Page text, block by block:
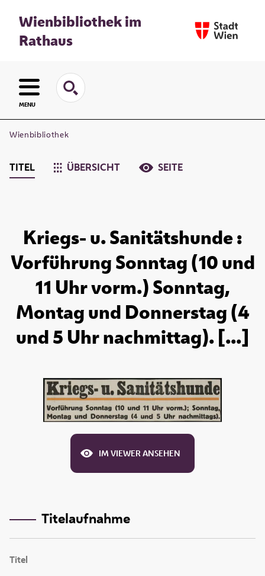
Wienbibliothek im
Rathaus
MENU
Wienbibliothek
TITEL ÜBERSICHT SEITE
Kriegs- u. Sanitätshunde :
Vorführung Sonntag (10 und
11 Uhr vorm.) Sonntag,
Montag und Donnerstag (4
und 5 Uhr nachmittag). [...]
IM VIEWER ANSEHEN
Titelaufnahme
Titel